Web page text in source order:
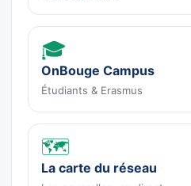
🎓
OnBouge Campus
Étudiants & Erasmus
🗺️
La carte du réseau